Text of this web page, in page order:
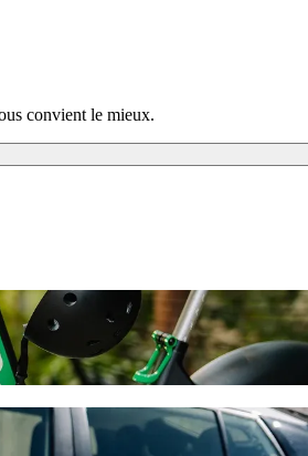
convient le mieux.
chauffeur Bolt